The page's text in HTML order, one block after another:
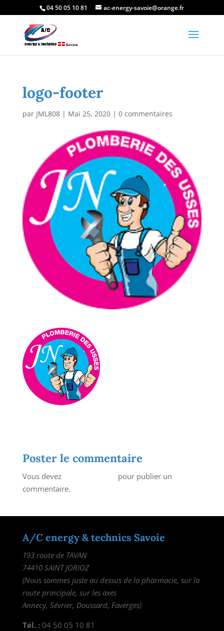
04 50 05 10 81 ac-energy-savoie@orange.fr
logo-footer
par JML808| Mai 25, 2020| 0 commentaires
Poster le commentaire
Vous devez
pour publier un
commentaire.
A/C energy & technics Savoie
193 route de TAVAN
74410 SAINT JORIOZ
(Nous sommes juste au dessus de la pharmacie, sur la
route principale, sur les axes
Annecy, Sévrier, Doussard, Faverges)
Tél. : 04 50 05 10 81